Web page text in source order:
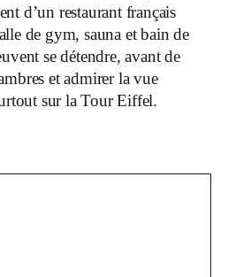
d’un restaurant français
de gym, sauna et bain de
se détendre, avant de
et admirer la vue
sur la Tour Eiffel.